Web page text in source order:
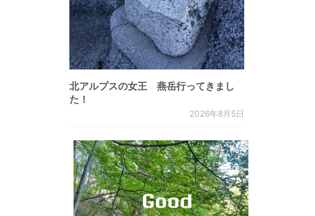
北アルプスの女王 燕岳行ってきまし
た！
2026年8月5日